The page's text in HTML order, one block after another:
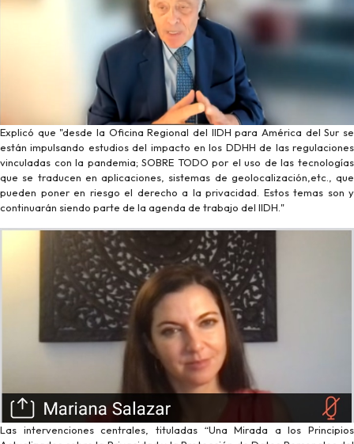
Explicó que "desde la Oficina Regional del IIDH para América del Sur se
están impulsando estudios del impacto en los DDHH de las regulaciones
vinculadas con la pandemia; SOBRE TODO por el uso de las tecnologías
que se traducen en aplicaciones, sistemas de geolocalización,etc., que
pueden poner en riesgo el derecho a la privacidad. Estos temas son y
continuarán siendo parte de la agenda de trabajo del IIDH."
Las intervenciones centrales, tituladas “Una Mirada a los Principios